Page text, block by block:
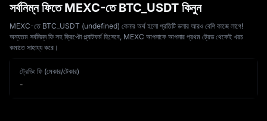
সর্বনিম্ন ফিতে MEXC-তে BTC_USDT কিনুন
MEXC-তে BTC_USDT (undefined) কেনার অর্থ হলো প্রতিটি ডলার আরও বেশি কাজে লাগে!
অন্যতম সর্বনিম্ন ফি সহ ক্রিপ্টো প্ল্যাটফর্ম হিসেবে, MEXC আপনাকে আপনার প্রথম ট্রেড থেকেই খরচ
কমাতে সাহায্য করে।
ট্রেডিং ফি (মেকার/টেকার)
-